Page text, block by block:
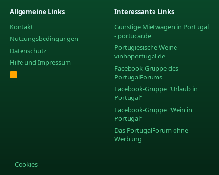
Allgemeine Links
Kontakt
Nutzungsbedingungen
Datenschutz
Hilfe und Impressum
R
S
Interessante Links
Günstige Mietwagen in Portugal
- portucar.de
Portugiesische Weine -
vinhoportugal.de
Facebook-Gruppe des
PortugalForums
Facebook-Gruppe "Urlaub in
Portugal"
Facebook-Gruppe "Wein in
Portugal"
Das PortugalForum ohne
Werbung
Cookies